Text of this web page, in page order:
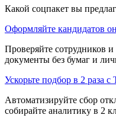
Какой соцпакет вы
Оформляйте кандидатов
Проверяйте сотрудников
документы без бумаг и
Ускорьте подбор в 2 раза с
Автоматизируйте сбор
собирайте аналитику в 2